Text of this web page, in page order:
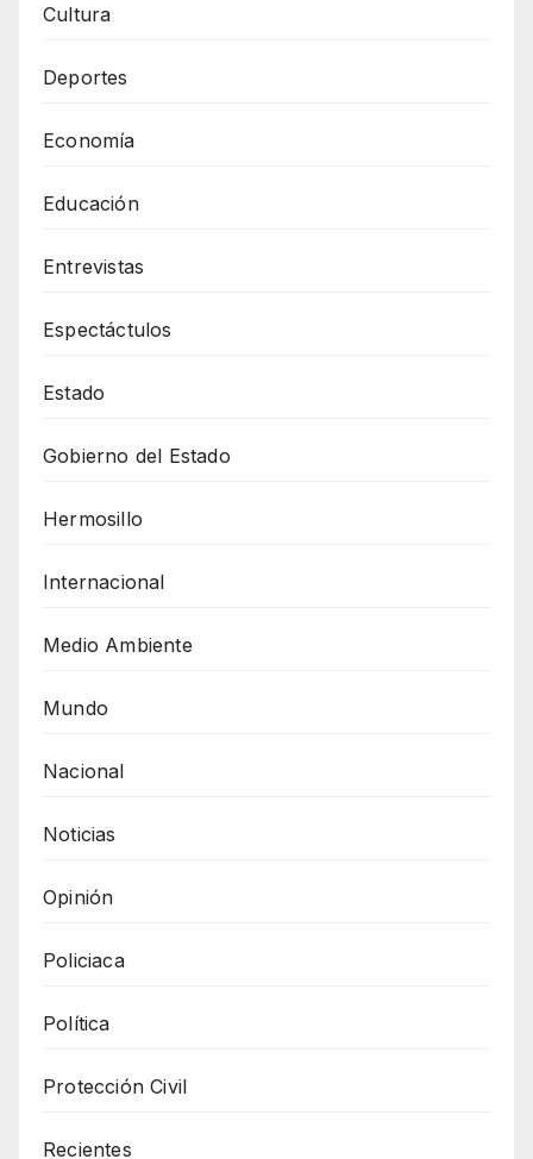
Cultura
Deportes
Economía
Educación
Entrevistas
Espectáctulos
Estado
Gobierno del Estado
Hermosillo
Internacional
Medio Ambiente
Mundo
Nacional
Noticias
Opinión
Policiaca
Política
Protección Civil
Recientes